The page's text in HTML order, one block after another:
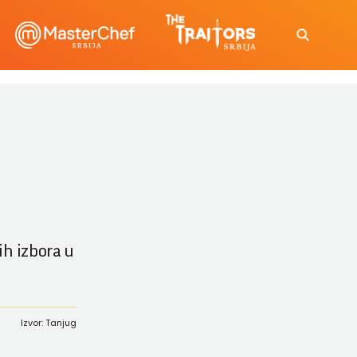
izbora u
Izvor: Tanjug